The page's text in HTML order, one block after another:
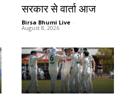
सरकार से वार्ता आज
Birsa Bhumi Live -
August 8, 2026